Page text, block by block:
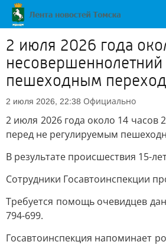
2 июля 2026 года
пешеходным
2 июля 2026, 22:38 Официально
2 июля 2026 года около 14 часов
перед не регулируемым
В результате происшествия 15-
Сотрудники Госавтоинспекции
Требуется помощь очевидцев
794-699.
Госавтоинспекция напоминает